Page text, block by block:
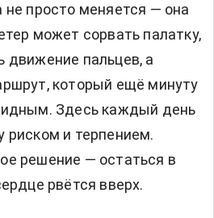
не просто меняется — она
может сорвать палатку,
движение пальцев, а
который ещё минуту
Здесь каждый день
и терпением.
решение — остаться в
рвётся вверх.